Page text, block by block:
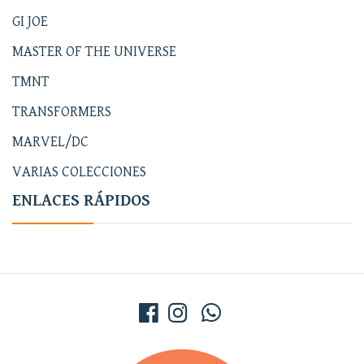
GI JOE
MASTER OF THE UNIVERSE
TMNT
TRANSFORMERS
MARVEL/DC
VARIAS COLECCIONES
ENLACES RÁPIDOS